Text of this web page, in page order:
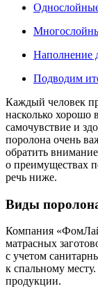
Наполнение
Подводим
Каждый человек
насколько хорошо
самочувствие и
поролона очень
обратить
о преимуществах
речь ниже.
Виды
Компания
матрасных
с учетом
к спальному
продукции.